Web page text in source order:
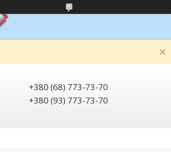
+380 (68) 773-73-70
+380 (93) 773-73-70